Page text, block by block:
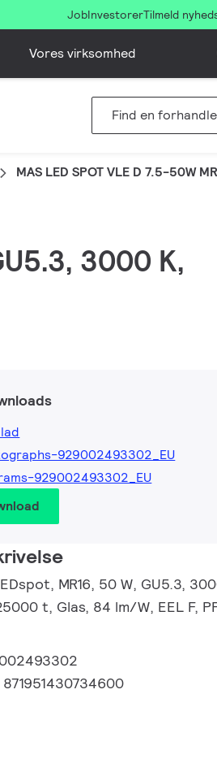
JobInvestorerTilmeld
Vores virksomhed
Find en
MAS LED SPOT VLE D 7.5-50W
3000 K,
929002493302_EU
929002493302_EU
MR16, 50 W, GU5.3,
t, Glas, 84 lm/W, EEL F,
871951430734600